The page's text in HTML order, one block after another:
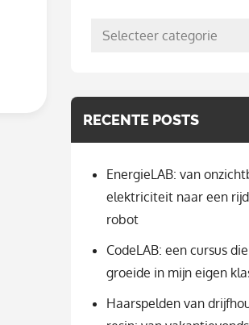
posts
RECENTE POSTS
EnergieLAB: van
elektriciteit naar een
robot
CodeLAB: een cursus die
groeide in mijn eigen
Haarspelden van